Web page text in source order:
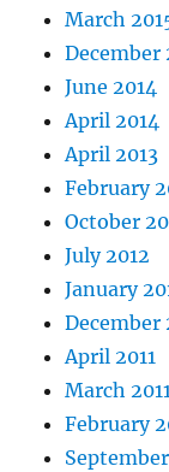
March
December
June 2014
April 2014
April 2013
February
October
July 2012
January
December
April 2011
March
February